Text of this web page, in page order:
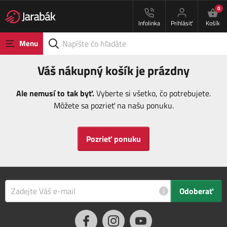
Infolinka Prihlásiť
0
Košík
Menu
Váš nákupný košík je prázdny
Ale nemusí to tak byť.Vyberte si všetko, čo potrebujete.
Môžete sa pozrieť na našu ponuku.
Pozrieť ponuku
i Odoberať